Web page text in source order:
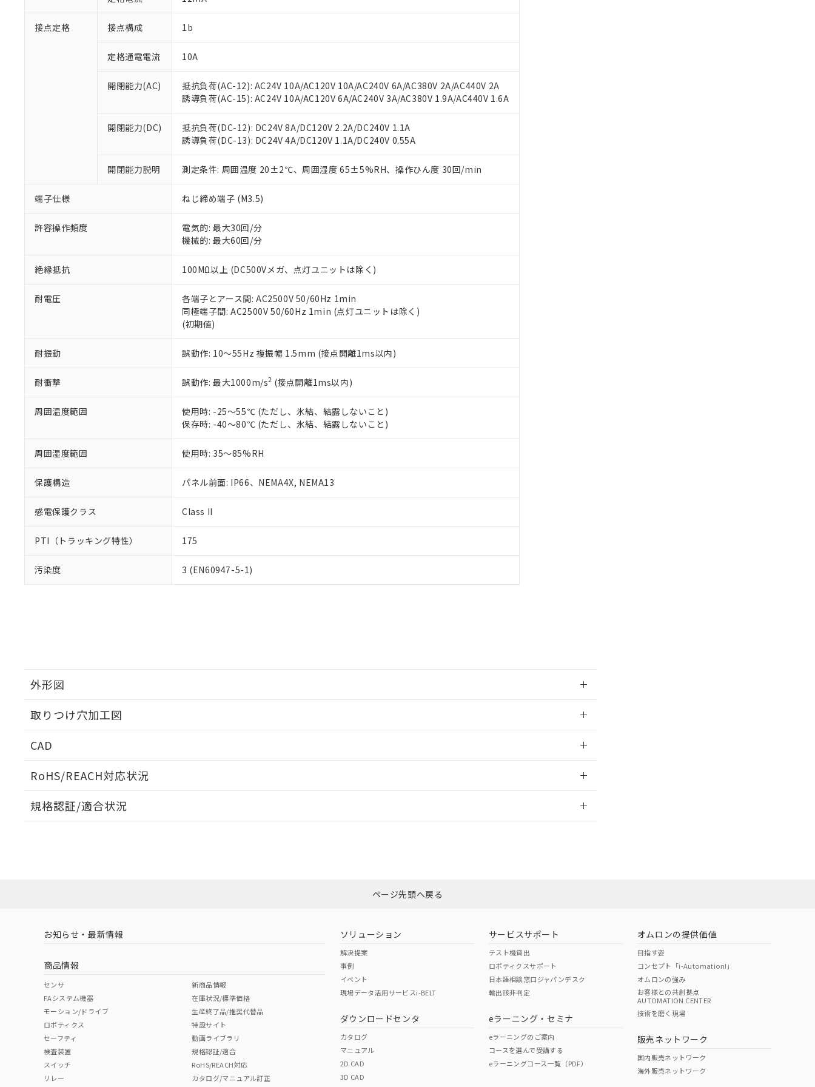
接点定格 接点構成 1b
定格通電電流 10A
開閉能力(AC)
抵抗負荷(AC-12): AC24V 10A/AC120V 10A/AC240V 6A/AC380V 2A/AC440V 2A
誘導負荷(AC-15): AC24V 10A/AC120V 6A/AC240V 3A/AC380V 1.9A/AC440V 1.6A
開閉能力(DC)
抵抗負荷(DC-12): DC24V 8A/DC120V 2.2A/DC240V 1.1A
誘導負荷(DC-13): DC24V 4A/DC120V 1.1A/DC240V 0.55A
開閉能力説明 測定条件: 周囲温度 20±2℃、周囲湿度 65±5%RH、操作ひん度 30回/min
端子仕様 ねじ締め端子 (M3.5)
許容操作頻度
電気的: 最大30回/分
機械的: 最大60回/分
絶縁抵抗 100MΩ以上 (DC500Vメガ、点灯ユニットは除く)
耐電圧
各端子とアース間: AC2500V 50/60Hz 1min
同極端子間: AC2500V 50/60Hz 1min (点灯ユニットは除く)
(初期値)
耐振動 誤動作: 10～55Hz 複振幅 1.5mm (接点開離1ms以内)
耐衝撃 誤動作: 最大1000m/s2 (接点開離1ms以内)
周囲温度範囲
使用時: -25～55℃ (ただし、氷結、結露しないこと)
保存時: -40～80℃ (ただし、氷結、結露しないこと)
周囲湿度範囲 使用時: 35～85%RH
保護構造 パネル前面: IP66、NEMA4X, NEMA13
感電保護クラス Class II
PTI（トラッキング特性） 175
汚染度 3 (EN60947-5-1)
外形図
取りつけ穴加工図
CAD
RoHS/REACH対応状況
EU RoHS 注意事項・凡例
ダウンロードはこちら
中国 RoHS 注意事項・凡例
中国 RoHS表
Pb Hg Cr(VI)
O O
規格認証/適合状況
（イギリス
（ノルウェー
（日本
（アメリカ
この製品の規格認証/適合状況ページへ
その他の認証はこちらのページからご検索ください
本サービスは、当社制御機器事業取扱商品の当社在庫状況および標準価格(税抜)を提供させていただ
当社制御機器事業取扱商品の中には、本サービスの対象外となる商品もあることをご了承ください。
い。
正式な納期状況および標準価格はお客様のお取引先、またはお客様担当のオムロン制御機器販売店・
当社販売員にご相談ください。
在庫状況および標準価格結果を当社の事前の承諾なく第三者に漏洩または開示しないようお願いしま
す。
マイパーツ機能（部品リスト作成サービス）をご利用いただくには、I-Webメンバーズにご登録され
ている必要があります。
お客様が当ウェブサイト上で当社にご登録された部品リストについて、当社および当社の共同利用者
が、当社の製品・サービスに関するお客様との取引・商談に必要な範囲で利用することをご了承くだ
さい。
いる法人を指します。
*EU RoHS指令（10物質）：
フタル酸ビス(2-エチルヘキシル) (DEHP)(別名：DOP) 1000ppm以下、フタル酸ブチルベンジル（BBP） 1000ppm以下、フタル酸ジブチ
ル（DBP） 1000ppm以下、フタル酸ジイソブチル (DIBP) 1000ppm以下
但し、RoHS指令で産業用監視および制御機器に対する適用除外項目は除く。
フタル酸エステル類の４物質については閾値を超える意図的な使用がないことを確認しています。
※2 対応予定月
部品在庫の切り替え状況などにより、予定月が前後することがあります。
※3 非含有証明書ダウンロード
EU RoHS指令（10物質）の非含有証明書
51物質の非含有証明書（当社基準）
※本証明書は発行日時点で非含有を証明するもので、過去に遡って非含有を証明するものではありません。
また、RoHS指令のフタル酸エステル類４物質の対応では、対応完了までの期間は出荷製品に未対応品が
混在することから備考欄に対応日を記載しておりました。
既に当社にて対応品への在庫切替を完了していることから、特段のことがない限り、2022年1月12日よ
り割愛しております。
「×」：最大均質材料含有率が中国RoHSの基準値を超えていることを示します。
Pb(鉛) :1000ppm、 Hg(水銀) : 1000ppm、 Cd(カドミウム) : 100ppm、
DEHP(フタル酸ビス(2-エチルヘキシル)) : 1000ppm
※2 環境保護使用期限
「ｅ」：有害物質（10物質）のすべてが基準値以下であることを示します。
味します。
「－」：未確認です。当社販売部門へお問い合わせください。
当社は、これら貴社製品のうち、外国為替および外国貿易法に定める商品（以下｢規制貨物等」とい
などの必要な手続きをとります。
ます。
当社は貴社製品を、核兵器、ミサイル、化学兵器、生物兵器またはその他武器並びにこれらの製造装
置等に一切使用いたしません。
当社は、貴社製品を第三者に販売する場合は、上記1、2および3の内容を当該第三者に通知します。
たしません。
△ 一定数には満たないが在庫あり
－
在庫なし(最新の在庫状況については、お客様のお取引先、またはお客様担当のオムロン制御
機器販売店・当社販売員にご確認ください)
空
受注生産機種、また在庫状況の情報を公開していない機種
ページ先頭へ戻る
お知らせ・最新情報
商品情報
センサ
FAシステム機器
モーション/ドライブ
ロボティクス
セーフティ
検査装置
スイッチ
リレー
新商品情報
在庫状況/標準価格
生産終了品/推奨代替品
特設サイト
動画ライブラリ
規格認証/適合
RoHS/REACH対応
カタログ/マニュアル訂正
ソリューション
解決提案
事例
イベント
現場データ活用サービスi-BELT
ダウンロードセンタ
カタログ
マニュアル
2D CAD
3D CAD
サービスサポート
テスト機貸出
ロボティクスサポート
日本語相談窓口ジャパンデスク
輸出該非判定
eラーニング・セミナ
eラーニングのご案内
コースを選んで受講する
eラーニングコース一覧（PDF）
オムロンの提供価値
目指す姿
コンセプト「i-Automation!」
オムロンの強み
お客様との共創拠点
AUTOMATION CENTER
技術を磨く現場
販売ネットワーク
国内販売ネットワーク
海外販売ネットワーク